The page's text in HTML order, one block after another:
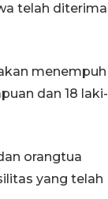
telah diterima
menempuh
dan 18 laki-
orangtua
yang telah